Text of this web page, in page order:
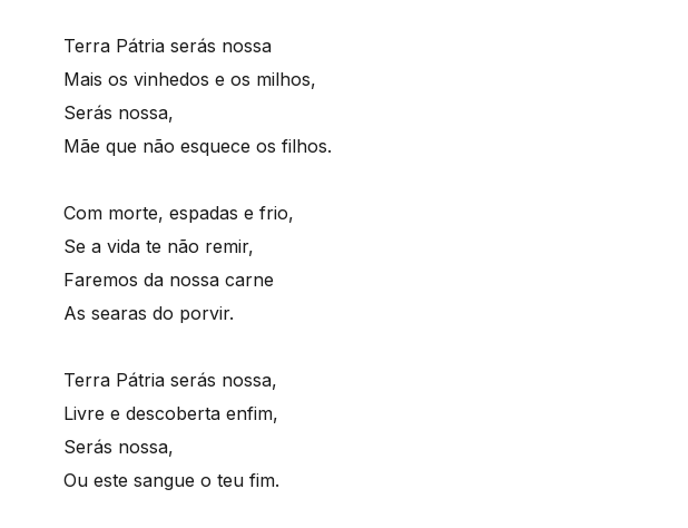
Terra Pátria serás nossa
Mais os vinhedos e os milhos,
Serás nossa,
Mãe que não esquece os filhos.
Com morte, espadas e frio,
Se a vida te não remir,
Faremos da nossa carne
As searas do porvir.
Terra Pátria serás nossa,
Livre e descoberta enfim,
Serás nossa,
Ou este sangue o teu fim.